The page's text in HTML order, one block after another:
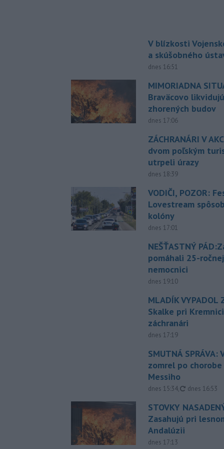
V blízkosti
a skúšobného
dnes 16:51
MIMORIADNA
Braväcovo
zhorených budov
dnes 17:06
ZÁCHRANÁRI V
dvom poľským
utrpeli úrazy
dnes 18:39
VODIČI, POZOR:
Lovestream
kolóny
dnes 17:01
NEŠŤASTNÝ
pomáhali 25-
nemocnici
dnes 19:10
MLADÍK VYPADOL
Skalke pri
záchranári
dnes 17:19
SMUTNÁ
zomrel po
Messiho
dnes 15:34, aktualizované
dnes 16:53
STOVKY
Zasahujú pri
Andalúzii
dnes 17:13